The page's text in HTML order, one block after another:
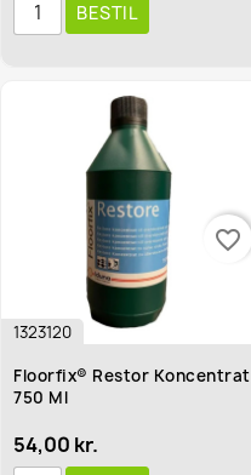
BESTIL
1323120
Floorfix® Restor Koncentrat
750 Ml
54,00 kr.
favorite_border